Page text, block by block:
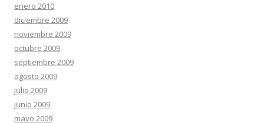
enero 2010
diciembre 2009
noviembre 2009
octubre 2009
septiembre 2009
agosto 2009
julio 2009
junio 2009
mayo 2009